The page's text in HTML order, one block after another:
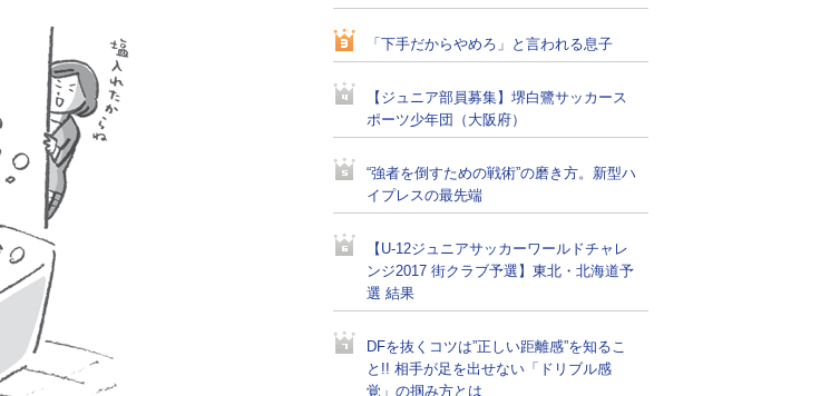
「下手だからやめろ」と言われる息子
【ジュニア部員募集】堺白鷺サッカース
ポーツ少年団（大阪府）
“強者を倒すための戦術”の磨き方。新型ハ
イプレスの最先端
【U-12ジュニアサッカーワールドチャレ
ンジ2017 街クラブ予選】東北・北海道予
選 結果
DFを抜くコツは”正しい距離感”を知るこ
と!! 相手が足を出せない「ドリブル感
覚」の掴み方とは